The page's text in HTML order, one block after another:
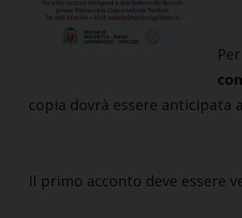
copia dovrà essere anticipata
Il primo acconto deve essere